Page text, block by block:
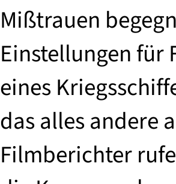
Mißtrauen
Einstellungen für
eines
das alles andere
Filmberichter